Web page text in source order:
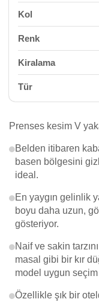
Kol
Renk
Kiralama
Tür
Prenses kesim V
Belden itibaren
basen bölgesini
ideal.
En yaygın gelinlik
boyu daha uzun,
gösteriyor.
Naif ve sakin
masal gibi bir kır
model uygun
Özellikle şık bir